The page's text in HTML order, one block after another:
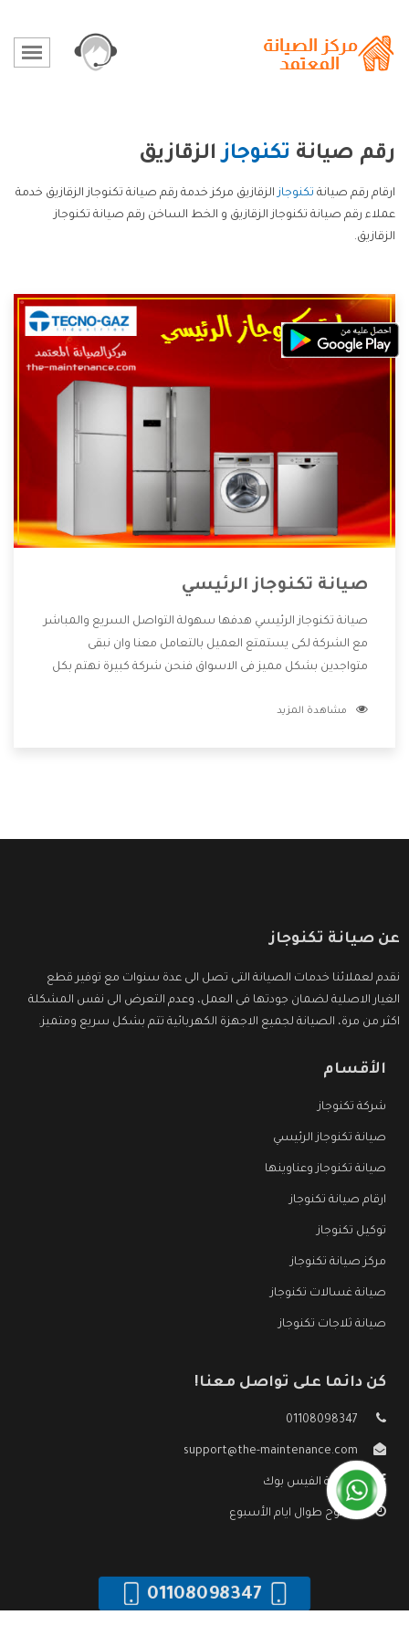
رقم صيانة تكنوجازالزقازيق
ارقام رقم صيانة تكنوجازالزقازيق مركز خدمة رقم صيانة تكنوجاز الزقازيق خدمة
عملاء رقم صيانة تكنوجاز الزقازيق و الخط الساخن رقم صيانة تكنوجاز
الزقازيق.
صيانة تكنوجاز الرئيسي
صيانة تكنوجاز الرئيسي هدفها سهولة التواصل السريع والمباشر
مع الشركة لكى يستمتع العميل بالتعامل معنا وان نبقى
متواجدين بشكل مميز فى الاسواق فنحن شركة كبيرة نهتم بكل
الشركة بها والتى تكون منها خدمة الصيانة التى تكون من أهم
مشاهدة المزيد
عن صيانة تكنوجاز
نقدم لعملائنا خدمات الصيانة التى تصل الى عدة سنوات مع توفير قطع
الغيار الاصلية لضمان جودتها فى العمل، وعدم التعرض الى نفس المشكلة
اكثر من مرة، الصيانة لجميع الاجهزة الكهربائية تتم بشكل سريع ومتميز.
الأقسام
شركة تكنوجاز
صيانة تكنوجاز الرئيسي
صيانة تكنوجاز وعناوينها
ارقام صيانة تكنوجاز
توكيل تكنوجاز
مركز صيانة تكنوجاز
صيانة غسالات تكنوجاز
صيانة ثلاجات تكنوجاز
كن دائما على تواصل معنا!
01108098347
support@the-maintenance.com
صفحة الفيس بوك
مفتوح طوال ايام الأسبوع
01108098347